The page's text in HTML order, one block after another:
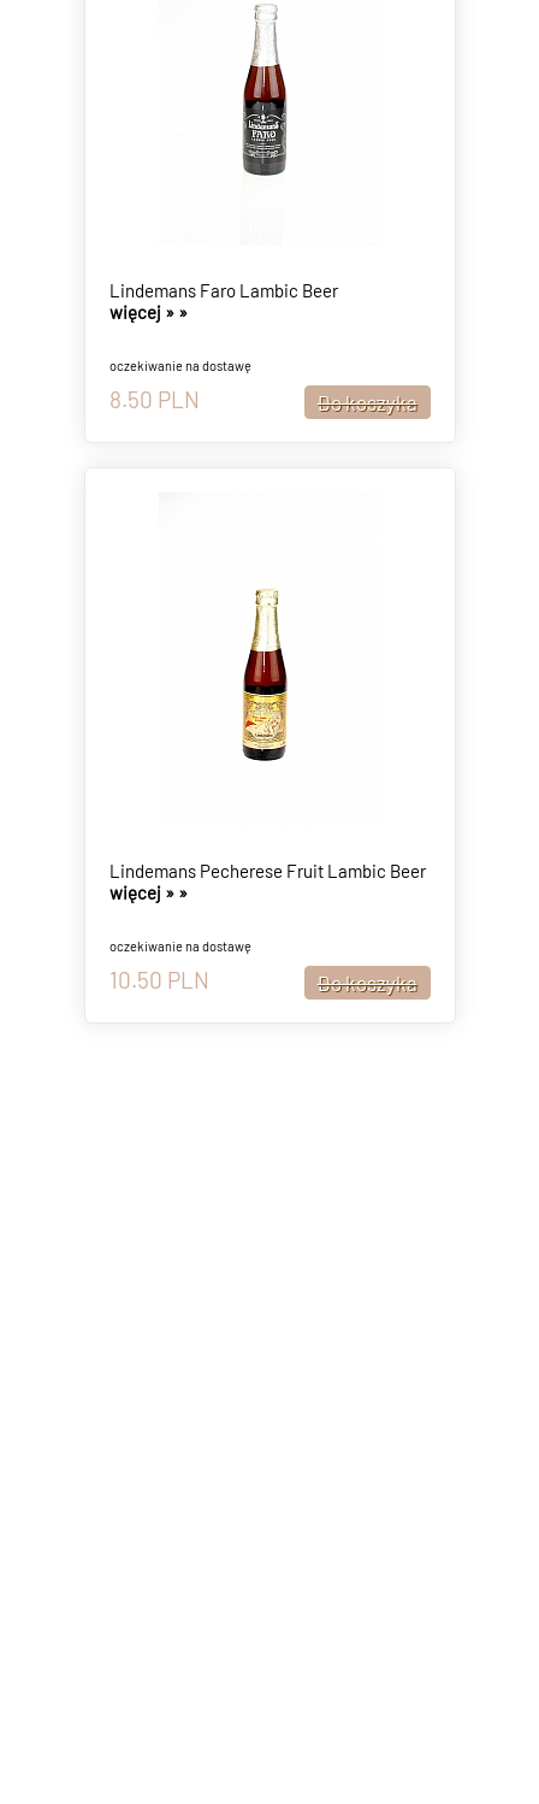
Lindemans Faro Lambic Beer
więcej » »
oczekiwanie na dostawę
8.50 PLN
Lindemans Pecherese Fruit Lambic Beer
więcej » »
oczekiwanie na dostawę
10.50 PLN